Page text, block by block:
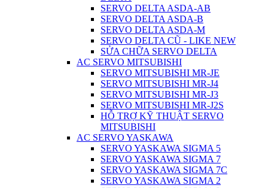
SERVO DELTA ASDA-AB
SERVO DELTA ASDA-B
SERVO DELTA ASDA-M
SERVO DELTA CŨ - LIKE NEW
SỬA CHỮA SERVO DELTA
AC SERVO MITSUBISHI
SERVO MITSUBISHI MR-JE
SERVO MITSUBISHI MR-J4
SERVO MITSUBISHI MR-J3
SERVO MITSUBISHI MR-J2S
HỖ TRỢ KỸ THUẬT SERVO
MITSUBISHI
AC SERVO YASKAWA
SERVO YASKAWA SIGMA 5
SERVO YASKAWA SIGMA 7
SERVO YASKAWA SIGMA 7C
SERVO YASKAWA SIGMA 2